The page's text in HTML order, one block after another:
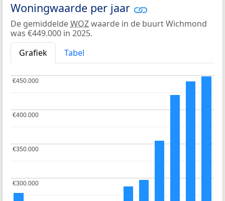
Woningwaarde per jaar
De gemiddeldeWOZwaarde in de buurt Wichmond
was €449.000 in 2025.
Grafiek
Tabel
€300.000
€300.000
€350.000
€350.000
€400.000
€400.000
€450.000
€450.000